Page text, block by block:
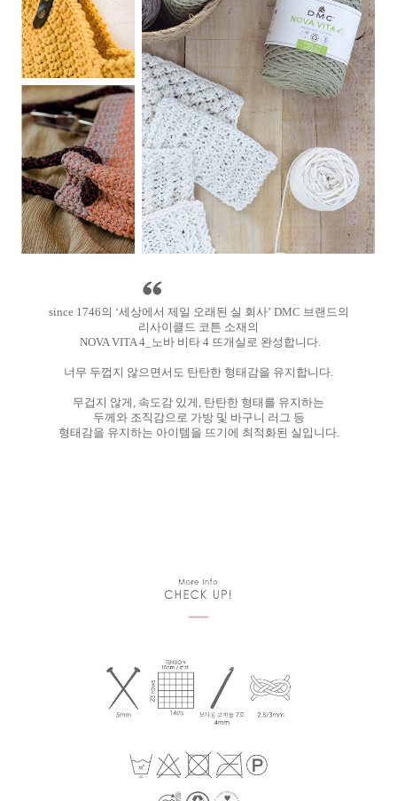
since 1746의 ‘세상에서 제일 오래된 실 회사’ DMC 브랜드의
리사이클드 코튼 소재의
NOVA VITA 4_노바 비타 4 뜨개실로 완성합니다.
너무 두껍지 않으면서도 탄탄한 형태감을 유지합니다.
무겁지 않게, 속도감 있게, 탄탄한 형태를 유지하는
두께와 조직감으로 가방 및 바구니 러그 등
형태감을 유지하는 아이템을 뜨기에 최적화된 실입니다.